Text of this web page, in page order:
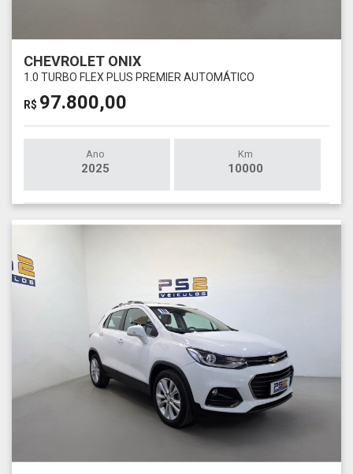
CHEVROLET ONIX
1.0 TURBO FLEX PLUS PREMIER AUTOMÁTICO
R$ 97.800,00
Ano
2025
Km
10000